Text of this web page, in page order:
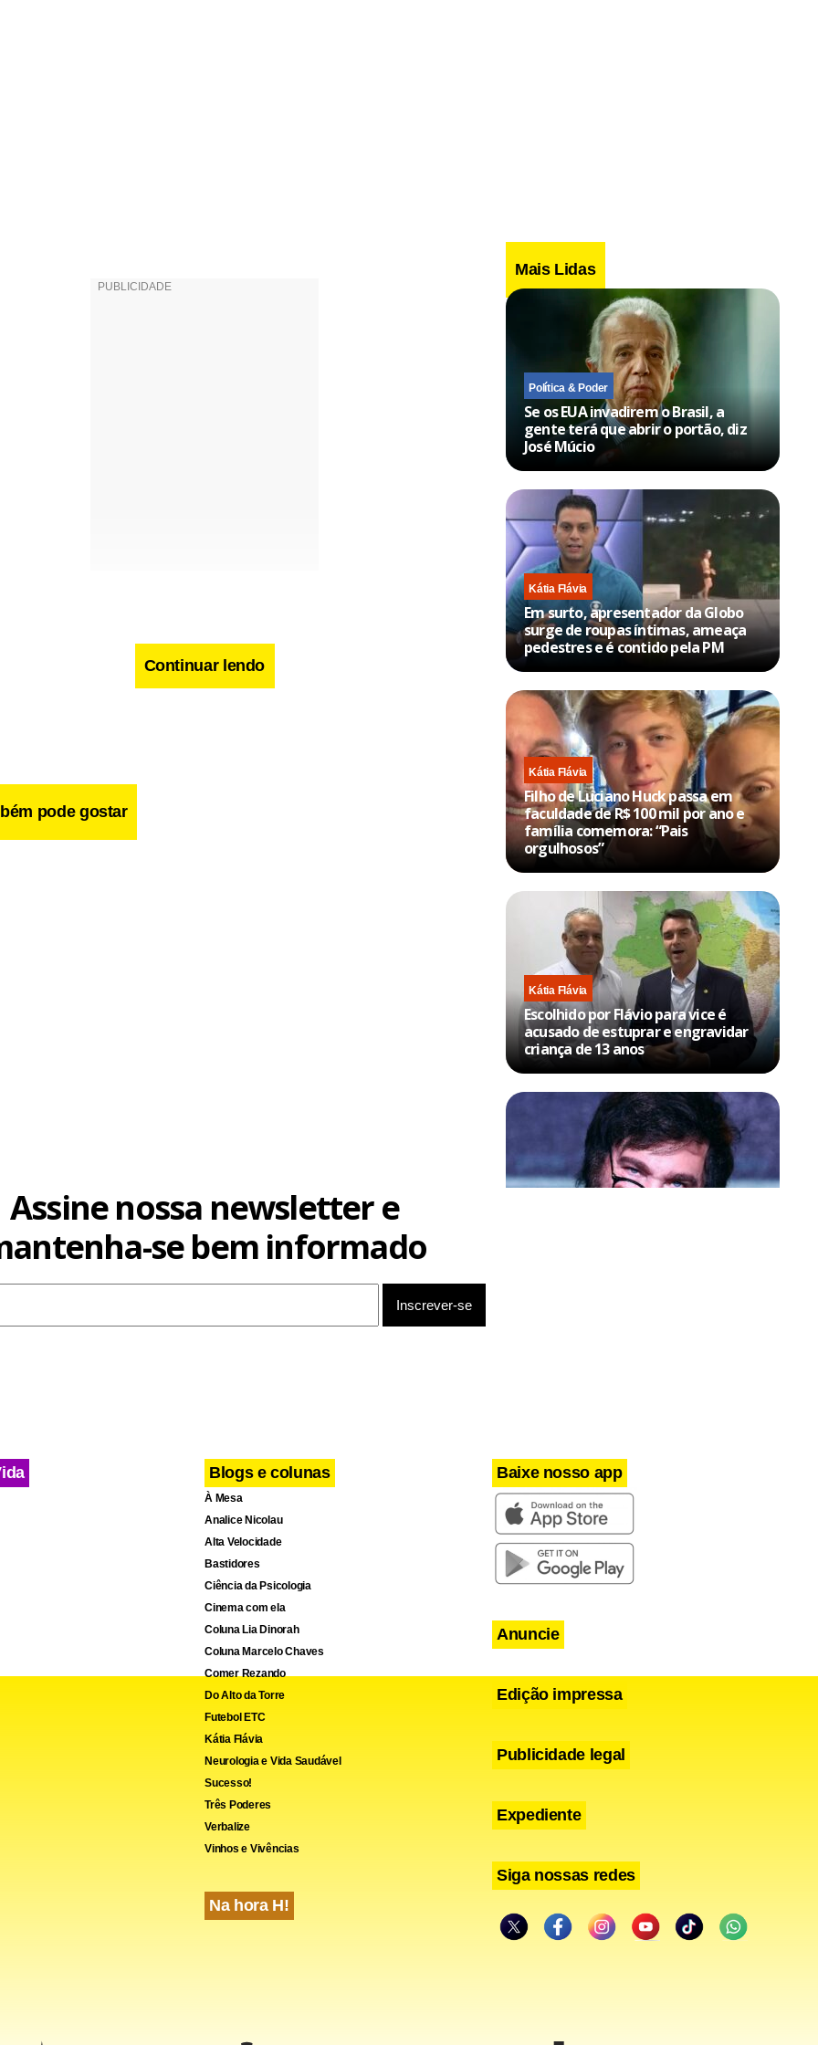
Continuar lendo
pode gostar
Mais Lidas
Política & Poder
Se os EUA invadirem o Brasil, a
gente terá que abrir o portão, diz
José Múcio
Kátia Flávia
Em surto, apresentador da Globo
surge de roupas íntimas, ameaça
pedestres e é contido pela PM
Kátia Flávia
Filho de Luciano Huck passa em
faculdade de R$ 100 mil por ano e
família comemora: “Pais
orgulhosos”
Kátia Flávia
Escolhido por Flávio para vice é
acusado de estuprar e engravidar
criança de 13 anos
Assine nossa newsletter e
se bem informado
Blogs e colunas
À Mesa
Analice Nicolau
Alta Velocidade
Bastidores
Ciência da Psicologia
Cinema com ela
Coluna Lia Dinorah
Coluna Marcelo Chaves
Comer Rezando
Do Alto da Torre
Futebol ETC
Kátia Flávia
Neurologia e Vida Saudável
Sucesso!
Três Poderes
Verbalize
Vinhos e Vivências
Na hora H!
Baixe nosso app
Anuncie
Edição impressa
Publicidade legal
Expediente
Siga nossas redes